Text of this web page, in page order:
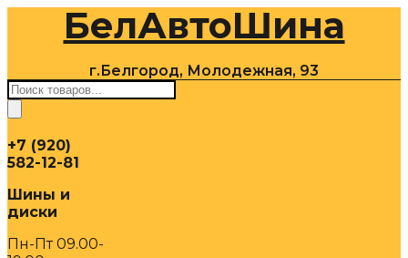
содержимомуБелАвтоШина
г.Белгород, Молодежная, 93
Поиск
товаров
+7 (920)
582-12-81
Шины и
диски
Пн-Пт 09.00-